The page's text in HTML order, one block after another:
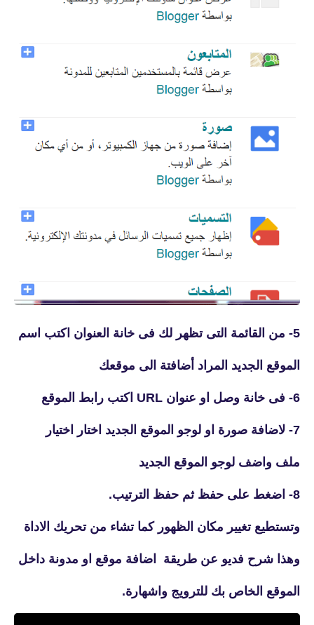
5- من القائمة التى تظهر لك فى خانة العنوان اكتب اسم
الموقع الجديد المراد أضافتة الى موقعك
6- فى خانة وصل او عنوان URL اكتب رابط الموقع
7- لاضافة صورة او لوجو الموقع الجديد اختار اختيار
ملف واضف لوجو الموقع الجديد
8- اضغط على حفظ ثم حفظ الترتيب.
وتستطيع تغيير مكان الظهور كما تشاء من تحريك الاداة
وهذا شرح فديو عن طريقة اضافة موقع او مدونة داخل
الموقع الخاص بك للترويج واشهارة.